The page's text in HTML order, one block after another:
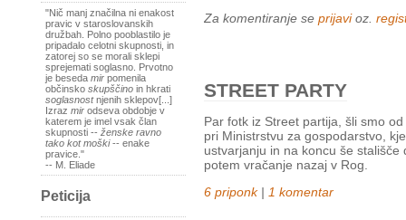
"Nič manj značilna ni enakost
pravic v staroslovanskih
družbah. Polno pooblastilo je
pripadalo celotni skupnosti, in
zatorej so se morali sklepi
sprejemati soglasno. Prvotno
je beseda mir pomenila
občinsko skupščino in hkrati
soglasnostnjenih sklepov[...]
Izraz mir odseva obdobje v
katerem je imel vsak član
skupnosti -- ženske ravno
tako kot moški-- enake
pravice."
-- M. Eliade
Peticija
Za komentiranje se prijavioz.
STREET PARTY
Par fotk iz Street partija, šli smo
pri Ministrstvu za gospodarstvo,
ustvarjanju in na koncu še
potem vračanje nazaj v Rog.
6 priponk| 1 komentar